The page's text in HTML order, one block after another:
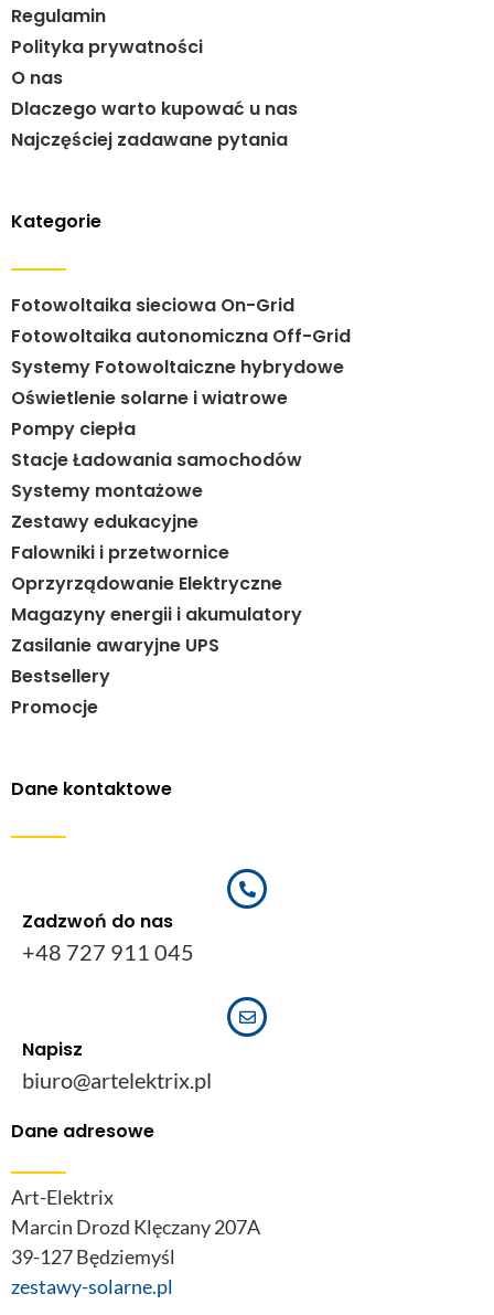
Regulamin
Polityka prywatności
O nas
Dlaczego warto kupować u nas
Najczęściej zadawane pytania
Kategorie
Fotowoltaika sieciowa On-Grid
Fotowoltaika autonomiczna Off-Grid
Systemy Fotowoltaiczne hybrydowe
Oświetlenie solarne i wiatrowe
Pompy ciepła
Stacje Ładowania samochodów
Systemy montażowe
Zestawy edukacyjne
Falowniki i przetwornice
Oprzyrządowanie Elektryczne
Magazyny energii i akumulatory
Zasilanie awaryjne UPS
Bestsellery
Promocje
Dane kontaktowe
Zadzwoń do nas
+48 727 911 045
Napisz
biuro@artelektrix.pl
Dane adresowe
Art-Elektrix
Marcin Drozd Klęczany 207A
39-127 Będziemyśl
zestawy-solarne.pl